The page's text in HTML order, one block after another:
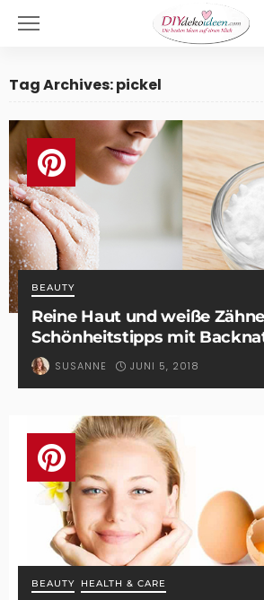
Tag Archives: pickel
BEAUTY
Reine Haut und weiße
Schönheitstipps mit
SUSANNE JUNI 5, 2018
BEAUTY HEALTH & CARE